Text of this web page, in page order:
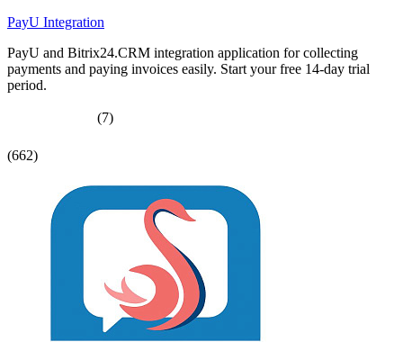
PayU Integration
PayU and Bitrix24.CRM integration application for collecting
payments and paying invoices easily. Start your free 14-day trial
period.
(7)
(662)